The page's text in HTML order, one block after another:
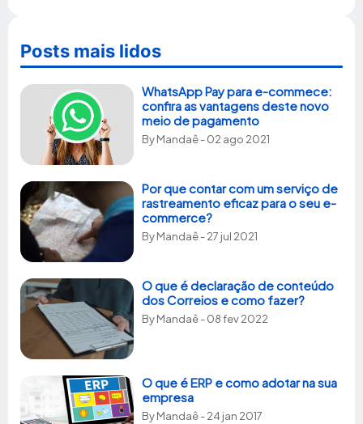
Posts mais lidos
WhatsApp Pay para e-commece:
confira as vantagens deste novo
meio de pagamento
ByMandaê- 02 ago 2021
Por que contar com um serviço de
rastreamento eficaz para o seu e-
commerce?
ByMandaê- 27 jul 2021
O que é declaração de conteúdo
dos Correios e como fazer?
ByMandaê- 08 fev 2022
O que é ERP e como adotar na sua
empresa
ByMandaê- 24 jan 2017